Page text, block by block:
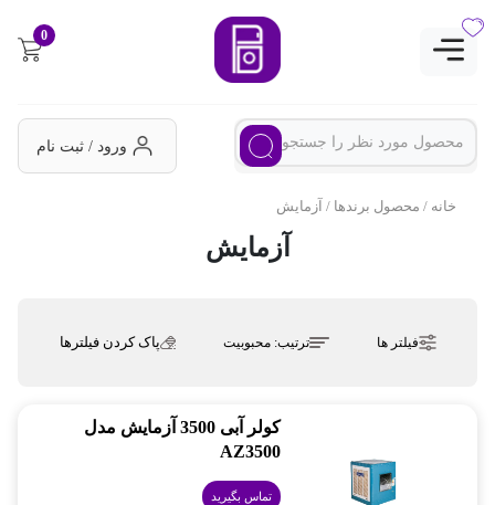
0
ورود / ثبت نام
خانه / محصول برندها / آزمایش
آزمایش
فیلتر ها ترتیب:محبوبیت پاک کردن فیلترها
کولر آبی 3500 آزمایش مدل
AZ3500
تماس بگیرید